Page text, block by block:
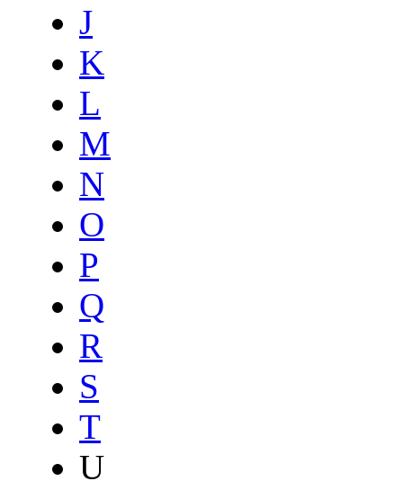
J
K
L
M
N
O
P
Q
R
S
T
U